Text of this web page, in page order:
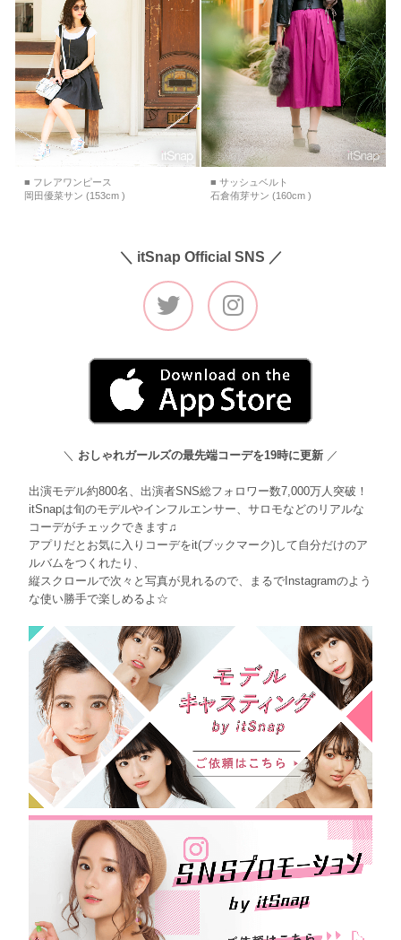
■ フレアワンピース
岡田優菜サン (153cm )
■ サッシュベルト
石倉侑芽サン (160cm )
＼ itSnap Official SNS ／
＼ おしゃれガールズの最先端コーデを19時に更新 ／
出演モデル約800名、出演者SNS総フォロワー数7,000万人突破！
itSnapは旬のモデルやインフルエンサー、サロモなどのリアルな
コーデがチェックできます♫
アプリだとお気に入りコーデをit(ブックマーク)して自分だけのア
ルバムをつくれたり、
縦スクロールで次々と写真が見れるので、まるでInstagramのよう
な使い勝手で楽しめるよ☆